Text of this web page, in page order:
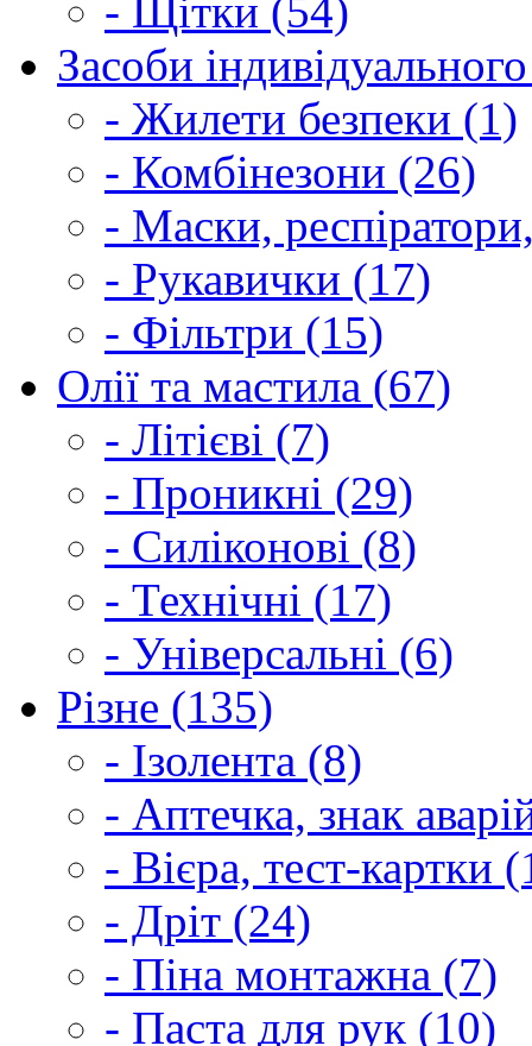
- Щітки (54)
Засоби
- Жилети безпеки (1)
- Комбінезони (26)
- Маски,
- Рукавички (17)
- Фільтри (15)
Олії та мастила (67)
- Літієві (7)
- Проникні (29)
- Силіконові (8)
- Технічні (17)
- Універсальні (6)
Різне (135)
- Ізолента (8)
- Аптечка, знак
- Вієра, тест-картки
- Дріт (24)
- Піна монтажна (7)
- Паста для рук (10)